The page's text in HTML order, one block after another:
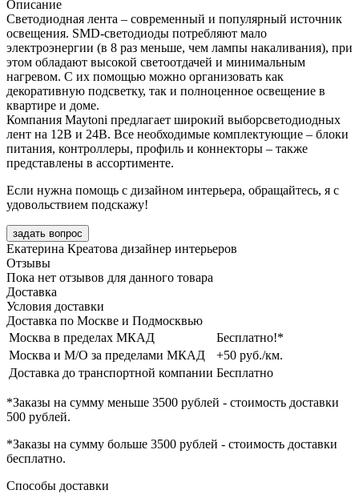
Описание
Светодиодная лента – современный и популярный источник
освещения. SMD-светодиоды потребляют мало
электроэнергии (в 8 раз меньше, чем лампы накаливания), при
этом обладают высокой светоотдачей и минимальным
нагревом. С их помощью можно организовать как
декоративную подсветку, так и полноценное освещение в
квартире и доме.
Компания Maytoni предлагает широкий выборсветодиодных
лент на 12В и 24В. Все необходимые комплектующие – блоки
питания, контроллеры, профиль и коннекторы – также
представлены в ассортименте.
Если нужна помощь с дизайном интерьера, обращайтесь, я с
удовольствием подскажу!
задать вопрос
Екатерина Креатова дизайнер интерьеров
Отзывы
Пока нет отзывов для данного товара
Доставка
Условия доставки
Доставка по Москве и Подмосквью
Москва в пределах МКАД
Бесплатно!*
Москва и М/О за пределами МКАД
+50 руб./км.
Доставка до транспортной компании Бесплатно
*Заказы на сумму меньше 3500 рублей - стоимость доставки
500 рублей.
*Заказы на сумму больше 3500 рублей - стоимость доставки
бесплатно.
Способы доставки